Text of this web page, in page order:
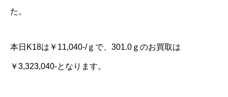
た。
本日K18は￥11,040-/ｇで、301.0ｇのお買取は
￥3,323,040-となります。